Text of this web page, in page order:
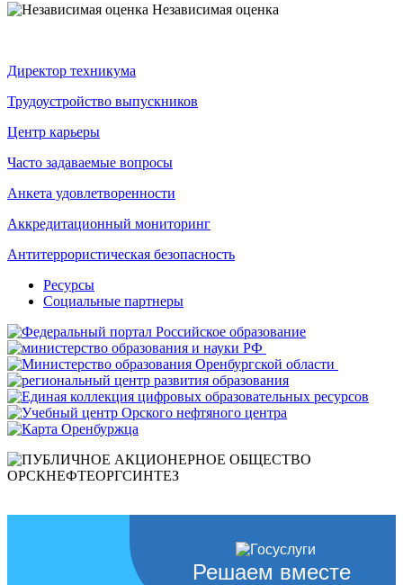
Независимая оценка
Директор техникума
Трудоустройство выпускников
Центр карьеры
Часто задаваемые вопросы
Анкета удовлетворенности
Аккредитационный мониторинг
Антитеррористическая безопасность
Ресурсы
Социальные партнеры
Решаем вместе